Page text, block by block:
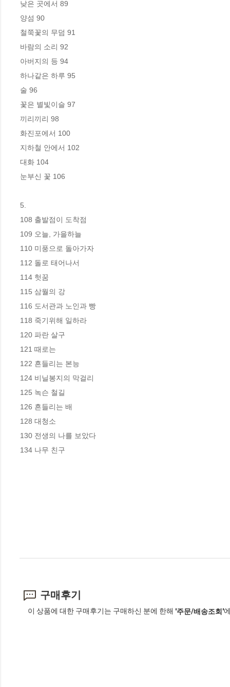
낮은 곳에서 89
양섬 90
철쭉꽃의 무덤 91
바람의 소리 92
아버지의 등 94
하나같은 하루 95
술 96
꽃은 별빛이슬 97
끼리끼리 98
화진포에서 100
지하철 안에서 102
대화 104
눈부신 꽃 106
5.
108 출발점이 도착점
109 오늘, 가을하늘
110 미풍으로 돌아가자
112 돌로 태어나서
114 헛꿈
115 삼월의 강
116 도서관과 노인과 빵
118 죽기위해 일하라
120 파란 살구
121 때로는
122 흔들리는 본능
124 비닐봉지의 막걸리
125 녹슨 철길
126 흔들리는 배
128 대청소
130 전생의 나를 보았다
134 나무 친구
구매후기
이 상품에 대한 구매후기는 구매하신 분에 한해 '주문/배송조회'